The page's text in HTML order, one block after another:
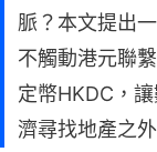
脈？本文提出
不觸動港元聯
定幣HKDC，
濟尋找地產之